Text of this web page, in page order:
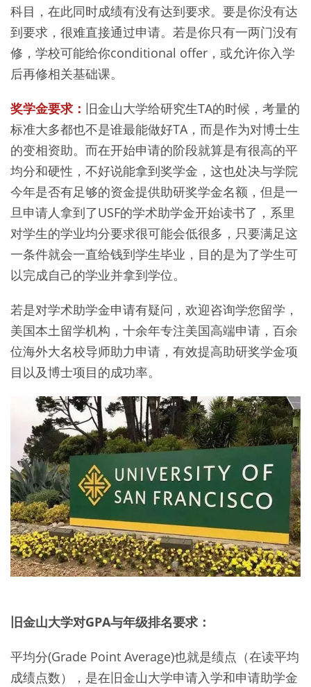
科目，在此同时成绩有没有达到要求。要是你没有达
到要求，很难直接通过申请。若是你只有一两门没有
修，学校可能给你conditional offer，或允许你入学
后再修相关基础课。
奖学金要求： 旧金山大学给研究生TA的时候，考量的
标准大多都也不是谁最能做好TA，而是作为对博士生
的变相资助。而在开始申请的阶段就算是有很高的平
均分和硬性，不好说能拿到奖学金，这也处决与学院
今年是否有足够的资金提供助研奖学金名额，但是一
旦申请人拿到了USF的学术助学金开始读书了，系里
对学生的学业均分要求很可能会低很多，只要满足这
一条件就会一直给钱到学生毕业，目的是为了学生可
以完成自己的学业并拿到学位。
若是对学术助学金申请有疑问，欢迎咨询学您留学，
美国本土留学机构，十余年专注美国高端申请，百余
位海外大名校导师助力申请，有效提高助研奖学金项
目以及博士项目的成功率。
旧金山大学对GPA与年级排名要求：
平均分(Grade Point Average)也就是绩点（在读平均
成绩点数），是在旧金山大学申请入学和申请助学金